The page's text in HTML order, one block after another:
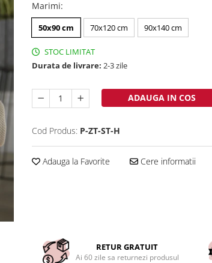
Marimi:
50x90 cm 70x120 cm 90x140 cm
STOC LIMITAT
Durata de livrare: 2-3 zile
ADAUGA IN COS
Cod Produs: P-ZT-ST-H
Adauga la Favorite Cere informatii
RETUR GRATUIT
Ai 60 zile sa returnezi produsul